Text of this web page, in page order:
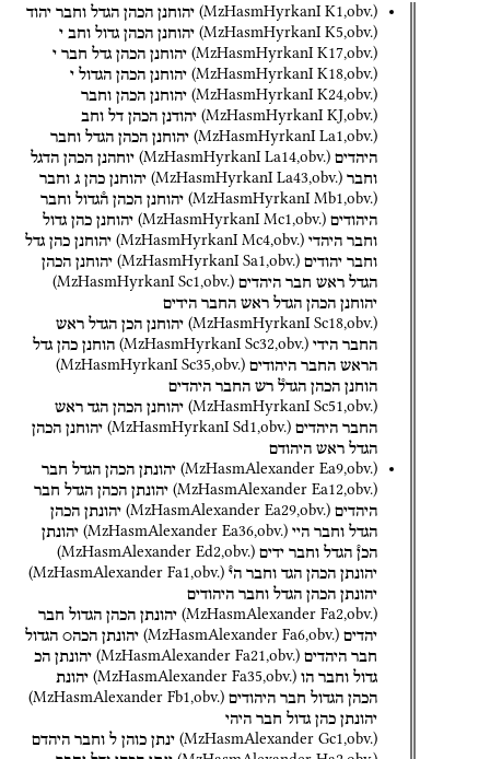
(MzHasmHyrkanI K1,obv.) יהוחנן הכהן הגדל וחבר יהוד
(MzHasmHyrkanI K5,obv.) יהוחנן הכהן גדול וחב י
(MzHasmHyrkanI K17,obv.) יהוחנן הכהן גדל חבר י
(MzHasmHyrkanI K18,obv.) יהוחנן הכהן הגדול י
(MzHasmHyrkanI K24,obv.) יהוחנן הכהן וחבר
(MzHasmHyrkanI KJ,obv.) יהודנן הכהן דל וחב
(MzHasmHyrkanI La1,obv.) יהוחנן הכהן הגדל וחבר
היהדים
(MzHasmHyrkanI La14,obv.) יוחהנן הכהן הדגל
וחבר
(MzHasmHyrkanI La43,obv.) יהוחנן כהן ג וחבר
(MzHasmHyrkanI Mb1,obv.) יהוחנן הכהן ה֯גדול וחבר
היהודים
(MzHasmHyrkanI Mc1,obv.) יהוחנן כהן גדול
וחבר היהדי (MzHasmHyrkanI Mc4,obv.) יהוחנן כהן גדל
וחבר יהודים (MzHasmHyrkanI Sa1,obv.) יהוחנן הכהן
הגדל ראש חבר היהדים (MzHasmHyrkanI Sc1,obv.)
יהוחנן הכהן הגדל ראש החבר הידים
(MzHasmHyrkanI Sc18,obv.) יהוחנן הכן הגדל ראש
החבר הידי (MzHasmHyrkanI Sc32,obv.) הוחנן כהן גדל
הראש החבר היהודים (MzHasmHyrkanI Sc35,obv.)
הוחנן הכהן הגדל֯ רש החבר היהדים
(MzHasmHyrkanI Sc51,obv.) יהוחנן הכהן הגד ראש
החבר היהדים (MzHasmHyrkanI Sd1,obv.) יהוחנן הכהן
הגדל ראש היהודם
(MzHasmAlexander Ea9,obv.) יהונתן הכהן הגדל חבר
(MzHasmAlexander Ea12,obv.) יהונתן הכהן הגדל חבר
היהדים
(MzHasmAlexander Ea29,obv.) יהונתן הכהן
הגדל וחבר היי (MzHasmAlexander Ea36,obv.)
יהונתן
הכן֯ הגדל וחבר ידים (MzHasmAlexander Ed2,obv.)
יהונתן הכהן הגד וחבר הי֯ (MzHasmAlexander Fa1,obv.)
יהונתן הכהן הגדל וחבר היהודים
(MzHasmAlexander Fa2,obv.) יהונתן הכהן הגדול חבר
יהדים
(MzHasmAlexander Fa6,obv.) יהונתן הכה○ הגדול
חבר היהדים (MzHasmAlexander Fa21,obv.) יהונתן הכ
גדול וחבר הו (MzHasmAlexander Fa35,obv.)
יהונת
הכהן הגדול חבר היהודים (MzHasmAlexander Fb1,obv.)
יהונתן כהן גדול חבר היהי
(MzHasmAlexander Gc1,obv.) ינתן כוהן ל וחבר היהדם